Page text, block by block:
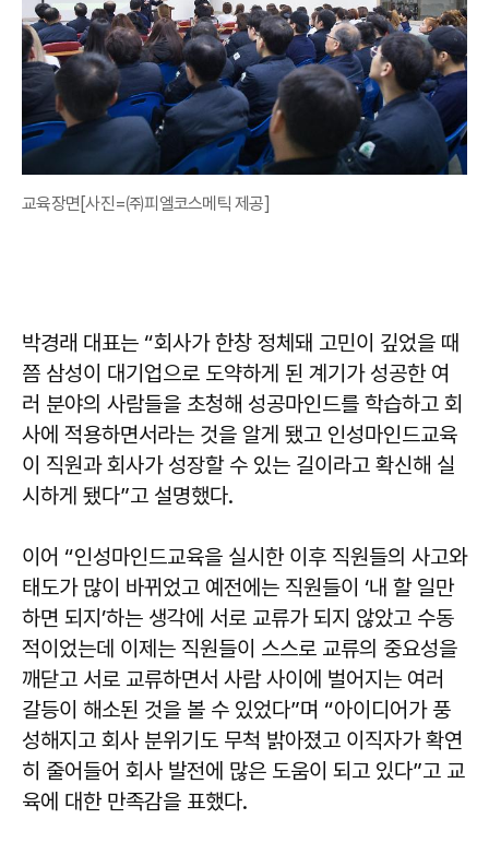
교육장면[사진=㈜피엘코스메틱 제공]
박경래 대표는 “회사가 한창 정체돼 고민이 깊었을 때
쯤 삼성이 대기업으로 도약하게 된 계기가 성공한 여
러 분야의 사람들을 초청해 성공마인드를 학습하고 회
사에 적용하면서라는 것을 알게 됐고 인성마인드교육
이 직원과 회사가 성장할 수 있는 길이라고 확신해 실
시하게 됐다”고 설명했다.
이어 “인성마인드교육을 실시한 이후 직원들의 사고와
태도가 많이 바뀌었고 예전에는 직원들이 ‘내 할 일만
하면 되지’하는 생각에 서로 교류가 되지 않았고 수동
적이었는데 이제는 직원들이 스스로 교류의 중요성을
깨닫고 서로 교류하면서 사람 사이에 벌어지는 여러
갈등이 해소된 것을 볼 수 있었다”며 “아이디어가 풍
성해지고 회사 분위기도 무척 밝아졌고 이직자가 확연
히 줄어들어 회사 발전에 많은 도움이 되고 있다”고 교
육에 대한 만족감을 표했다.